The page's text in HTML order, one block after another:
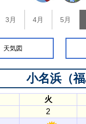
3月 4月 5月
天気図
小名浜（
火
2